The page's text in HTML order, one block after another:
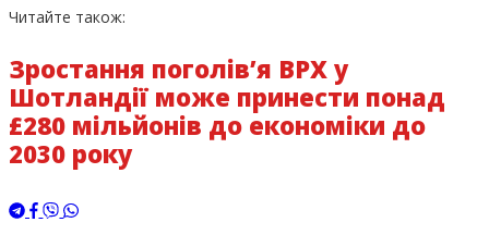
Читайте також:
Зростання поголів’я ВРХ у
Шотландії може принести понад
£280 мільйонів до економіки до
2030 року